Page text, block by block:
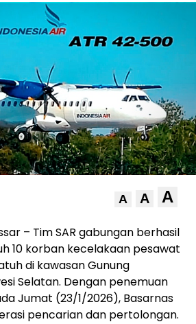
A A A
– Tim SAR gabungan berhasil
10 korban kecelakaan pesawat
di kawasan Gunung
Selatan. Dengan penemuan
Jumat (23/1/2026), Basarnas
pencarian dan pertolongan.